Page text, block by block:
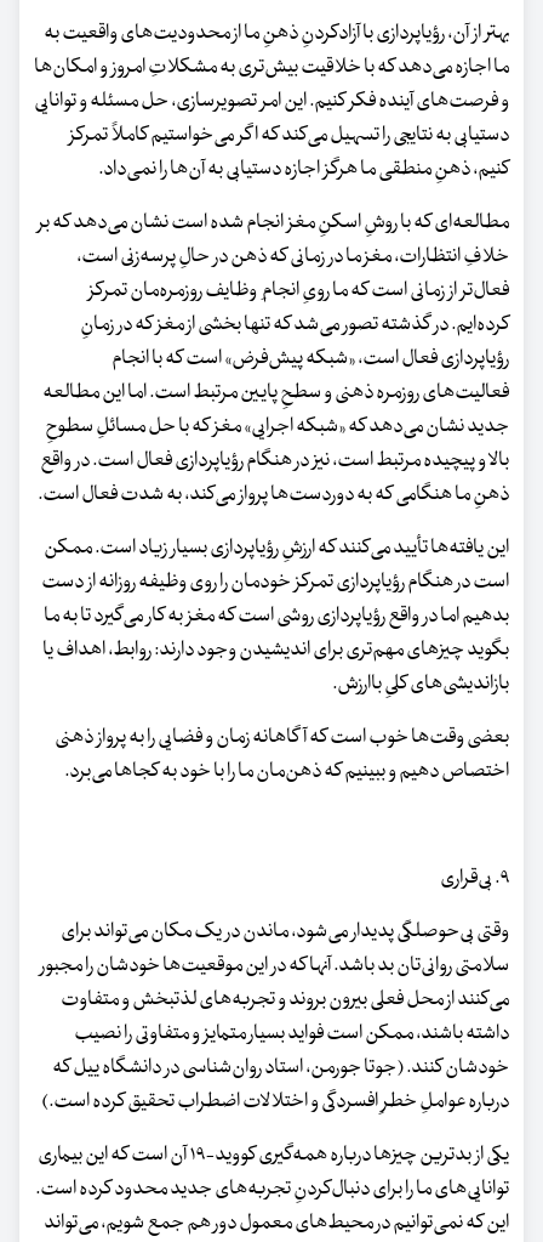
بهتر از آن، رؤیاپردازی با آزادکردنِ ذهنِ ما از محدودیت‌های واقعیت به
ما اجازه می‌دهد که با خلاقیت بیش‌تری به مشکلاتِ امروز و امکان‌ها
و فرصت‌های آینده فکر کنیم. این امر تصویرسازی، حل مسئله و توانایی
دستیابی به نتایجی را تسهیل می‌کند که اگر می‌خواستیم کاملاً تمرکز
کنیم، ذهنِ منطقی ما هرگز اجازه دستیابی به آن‌ها را نمی‌داد.
مطالعه‌ای که با روشِ اسکنِ مغز انجام شده است نشان می‌دهد که بر
خلافِ انتظارات، مغز ما در زمانی که ذهن در حالِ پرسه‌زنی است،
فعال‌تر از زمانی است که ما رویِ انجام ِ وظایف روزمره‌مان تمرکز
کرده‌ایم. در گذشته تصور می‌شد که تنها بخشی از مغز که در زمانِ
رؤیاپردازی فعال است، «شبکه پیش‌فرض» است که با انجام
فعالیت‌های روزمره ذهنی و سطحِ پایین مرتبط است. اما این مطالعه
جدید نشان می‌دهد که «شبکه اجرایی» مغز که با حل مسائلِ سطوحِ
بالا و پیچیده مرتبط است، نیز در هنگام رؤیاپردازی فعال است. در واقع
ذهنِ ما هنگامی که به دوردست‌ها پرواز می‌کند، به شدت فعال است.
این یافته‌ها تأیید می‌کنند که ارزشِ رؤیاپردازی بسیار زیاد است. ممکن
است در هنگام رؤیاپردازی تمرکز خودمان را روی وظیفه روزانه از دست
بدهیم اما در واقع رؤیاپردازی روشی است که مغز به کار می‌گیرد تا به ما
بگوید چیزهای مهم‌تری برای اندیشیدن وجود دارند: روابط، اهداف یا
بازاندیشی‌های کلیِ باارزش.
بعضی‌ وقت‌ها خوب است که آگاهانه زمان و فضایی را به پرواز ذهنی
اختصاص دهیم و ببینیم که ذهن‌مان ما را با خود به کجاها می‌برد.
۹. بی‌قراری
وقتی بی‌حوصلگی پدیدار می‌شود، ماندن در یک مکان می‌تواند برای
سلامتی روانی‌تان بد باشد. آنها که در این موقعیت‌ها خودشان را مجبور
می‌کنند از محل فعلی بیرون بروند و تجربه‌های لذتبخش و متفاوت
داشته باشند، ممکن است فواید بسیار متمایز و متفاوتی را نصیب
خودشان کنند. (جوتا جورمن، استاد روان‌شناسی در دانشگاه ییل که
درباره عواملِ خطرِ افسردگی و اختلالات اضطراب تحقیق کرده است.)
یکی از بدترین چیزها درباره همه‌گیری کووید-۱۹ آن است که این بیماری
توانایی‌های ما را برای دنبال‌کردنِ تجربه‌های جدید محدود کرده است.
این که نمی‌توانیم در محیط‌های معمول دور هم جمع شویم، می‌تواند